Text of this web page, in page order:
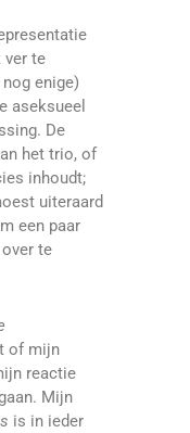
ver te
enige)
aseksueel
De
het trio, of
inhoudt;
uiteraard
een paar
te
of mijn
reactie
Mijn
is in ieder